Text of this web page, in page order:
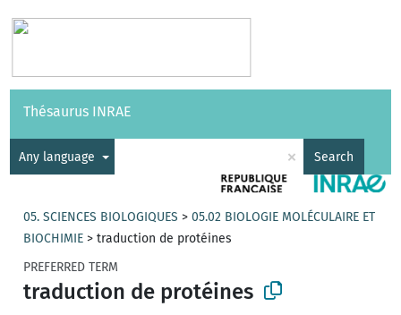
Vocabularies API
Thésaurus INRAE
Any language × Search
05. SCIENCES BIOLOGIQUES >05.02 BIOLOGIE MOLÉCULAIRE ET
BIOCHIMIE >traduction de protéines
PREFERRED TERM
traduction de protéines